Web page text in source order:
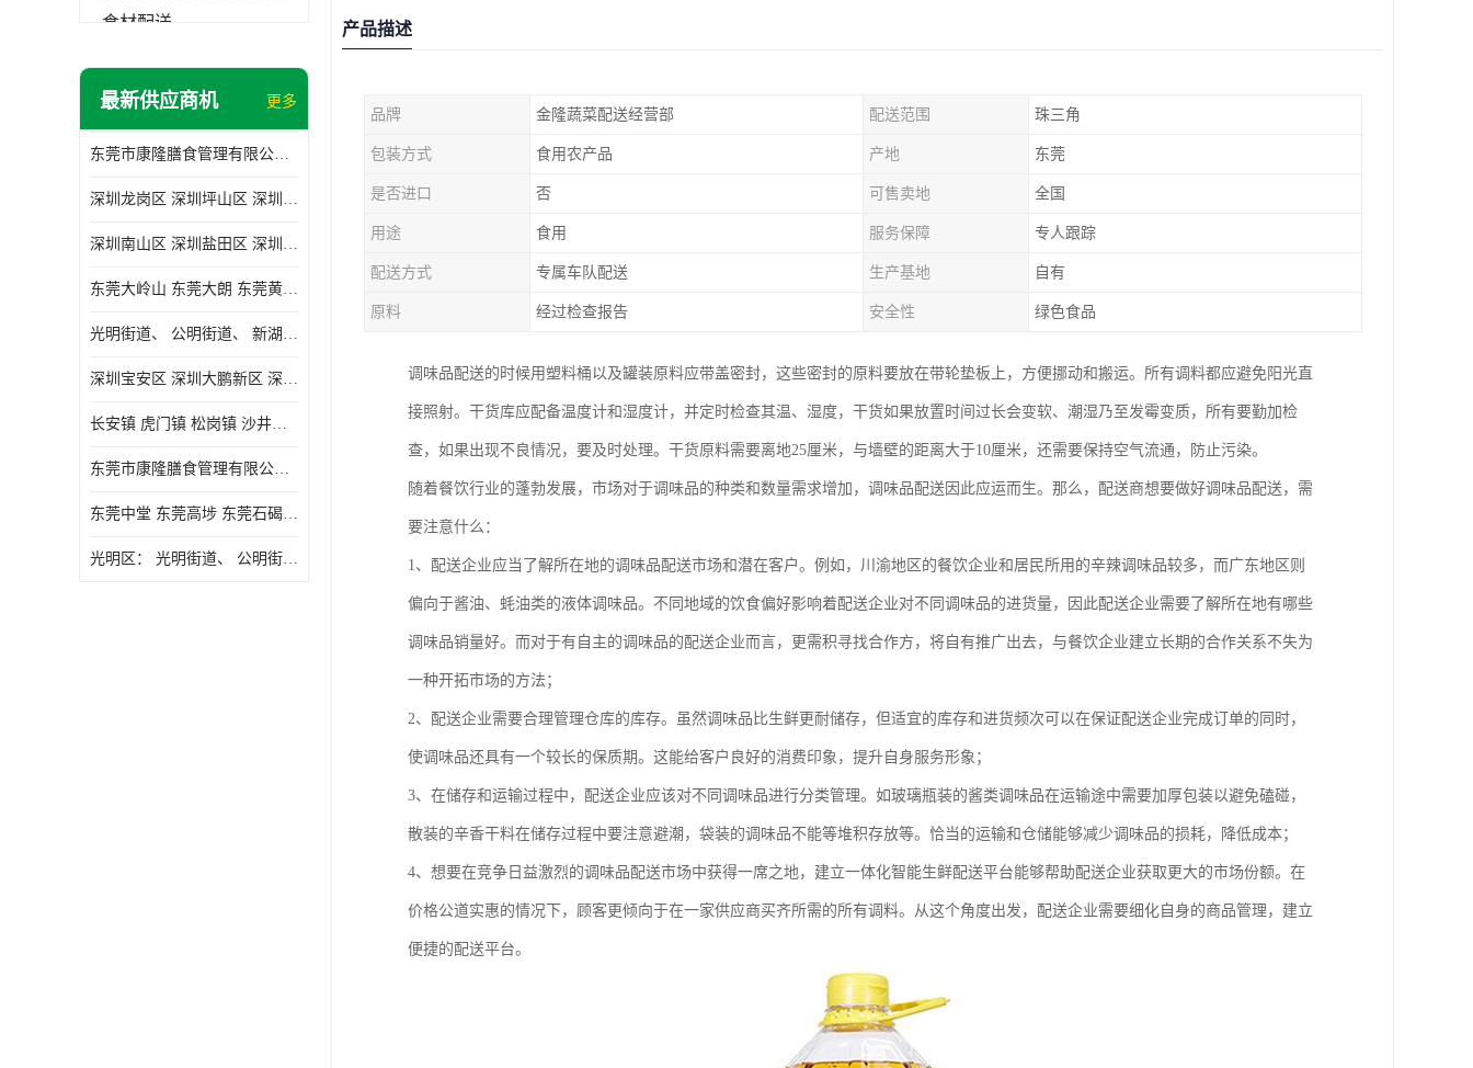
食材配送
最新供应商机 更多
东莞市康隆膳食管理有限公司主要经营蔬菜配送 东莞食堂承包 光明蔬菜配送 深圳市食堂承包 深圳市蔬菜配送等业务 欢迎咨询了解
深圳龙岗区 深圳坪山区 深圳光明区 深圳龙华区
深圳南山区 深圳盐田区 深圳福田区 深圳罗湖区 深圳龙岗区
东莞大岭山 东莞大朗 东莞黄江 东莞樟木头 蔬菜配送
光明街道、 公明街道、 新湖街道、
深圳宝安区 深圳大鹏新区 深圳特别合作区
长安镇 虎门镇 松岗镇 沙井镇 公明镇 莞城街道 南城街道 东城街道 万江街道 石碣镇 石龙镇 茶山镇 石排镇 企石镇 横沥镇
东莞市康隆膳食管理有限公司 长安蔬菜配送 虎门蔬菜配送 大岭山蔬菜配送
东莞中堂 东莞高埗 东莞石碣 东莞望牛墩 东莞洪梅 东莞道滘 东莞石龙镇 东莞石排镇
光明区： 光明街道、 公明街道、 新湖街道、 凤凰街道、 玉塘街道、 马田街道
产品描述
品牌 金隆蔬菜配送经营部 配送范围 珠三角
包装方式 食用农产品 产地 东莞
是否进口 否 可售卖地 全国
用途 食用 服务保障 专人跟踪
配送方式 专属车队配送 生产基地 自有
原料 经过检查报告 安全性 绿色食品
调味品配送的时候用塑料桶以及罐装原料应带盖密封，这些密封的原料要放在带轮垫板上，方便挪动和搬运。所有调料都应避免阳光直
接照射。干货库应配备温度计和湿度计，并定时检查其温、湿度，干货如果放置时间过长会变软、潮湿乃至发霉变质，所有要勤加检
查，如果出现不良情况，要及时处理。干货原料需要离地25厘米，与墙壁的距离大于10厘米，还需要保持空气流通，防止污染。
随着餐饮行业的蓬勃发展，市场对于调味品的种类和数量需求增加，调味品配送因此应运而生。那么，配送商想要做好调味品配送，需
要注意什么：
1、配送企业应当了解所在地的调味品配送市场和潜在客户。例如，川渝地区的餐饮企业和居民所用的辛辣调味品较多，而广东地区则
偏向于酱油、蚝油类的液体调味品。不同地域的饮食偏好影响着配送企业对不同调味品的进货量，因此配送企业需要了解所在地有哪些
调味品销量好。而对于有自主的调味品的配送企业而言，更需积寻找合作方，将自有推广出去，与餐饮企业建立长期的合作关系不失为
一种开拓市场的方法；
2、配送企业需要合理管理仓库的库存。虽然调味品比生鲜更耐储存，但适宜的库存和进货频次可以在保证配送企业完成订单的同时，
使调味品还具有一个较长的保质期。这能给客户良好的消费印象，提升自身服务形象；
3、在储存和运输过程中，配送企业应该对不同调味品进行分类管理。如玻璃瓶装的酱类调味品在运输途中需要加厚包装以避免磕碰，
散装的辛香干料在储存过程中要注意避潮，袋装的调味品不能等堆积存放等。恰当的运输和仓储能够减少调味品的损耗，降低成本；
4、想要在竞争日益激烈的调味品配送市场中获得一席之地，建立一体化智能生鲜配送平台能够帮助配送企业获取更大的市场份额。在
价格公道实惠的情况下，顾客更倾向于在一家供应商买齐所需的所有调料。从这个角度出发，配送企业需要细化自身的商品管理，建立
便捷的配送平台。